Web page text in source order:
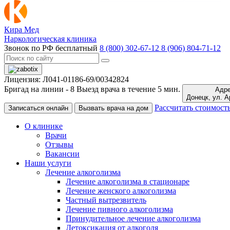
Кира Мед
Наркологическая клиника
Звонок по РФ бесплатный 8 (800) 302-67-12 8 (906) 804-71-12
Лицензия: Л041-01186-69/00342824
Бригад на линии - 8 Выезд врача в течение 5 мин.
Донецк,
Записаться онлайн
Вызвать врача на дом Рассчитать
О клинике
Врачи
Отзывы
Вакансии
Наши услуги
Лечение алкоголизма
Лечение алкоголизма в стационаре
Лечение женского алкоголизма
Частный вытрезвитель
Лечение пивного алкоголизма
Принудительное лечение алкоголизма
Детоксикация от алкоголя